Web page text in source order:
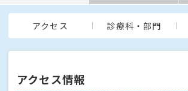
アクセス 診療科・部門
アクセス情報